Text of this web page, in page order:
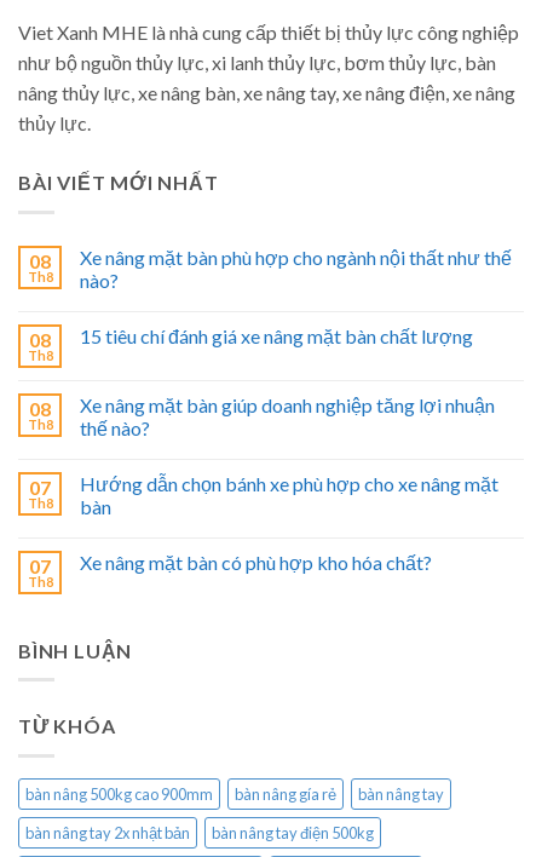
Viet Xanh MHE là nhà cung cấp thiết bị thủy lực công nghiệp
như bộ nguồn thủy lực, xi lanh thủy lực, bơm thủy lực, bàn
nâng thủy lực, xe nâng bàn, xe nâng tay, xe nâng điện, xe nâng
thủy lực.
BÀI VIẾT MỚI NHẤT
08
Th8
Xe nâng mặt bàn phù hợp cho ngành nội thất như thế
nào?
08
Th8
15 tiêu chí đánh giá xe nâng mặt bàn chất lượng
08
Th8
Xe nâng mặt bàn giúp doanh nghiệp tăng lợi nhuận
thế nào?
07
Th8
Hướng dẫn chọn bánh xe phù hợp cho xe nâng mặt
bàn
07
Th8
Xe nâng mặt bàn có phù hợp kho hóa chất?
BÌNH LUẬN
TỪ KHÓA
bàn nâng 500kg cao 900mm bàn nâng gía rẻ
bàn nâng tay
bàn nâng tay 2x nhật bản
bàn nâng tay điện 500kg